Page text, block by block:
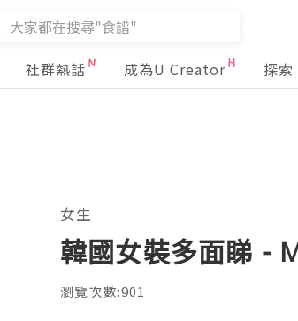
社群熱話 成為U Creator 探索
女生
韓國女裝多面睇 -
瀏覽次數:901